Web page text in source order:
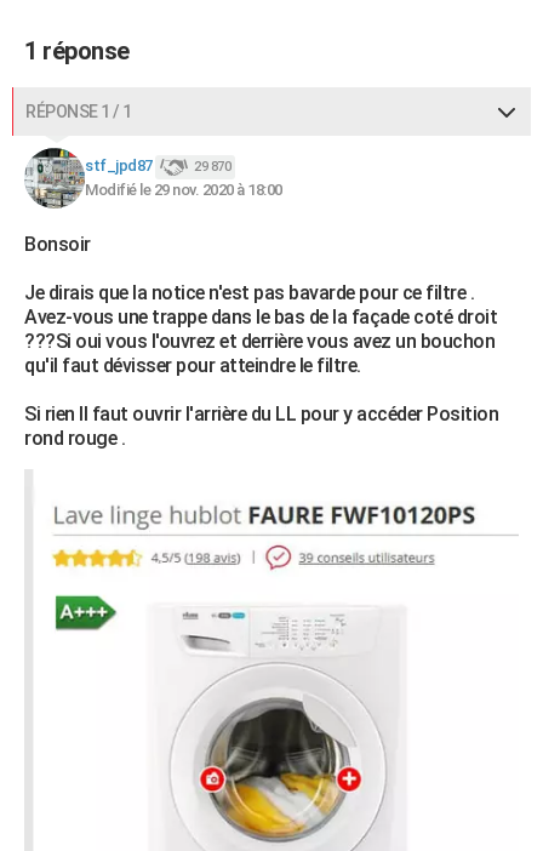
Dictionnaire
Biographies
Citations
Expressions
Proverbes
COPAINS D'AVANT
S'inscrire
Se connecter
Lycées
Collèges
Primaires
Universités
Entreprises
Service militaire
Avis de recherche
AVIS DE DÉCÈS
1 réponse
RÉPONSE 1 / 1
stf_jpd87 29 870
Modifié le 29 nov. 2020 à 18:00
Bonsoir
Je dirais que la notice n'est pas bavarde pour ce filtre .
Avez-vous une trappe dans le bas de la façade coté droit
???Si oui vous l'ouvrez et derrière vous avez un bouchon
qu'il faut dévisser pour atteindre le filtre.
Si rien Il faut ouvrir l'arrière du LL pour y accéder Position
rond rouge .